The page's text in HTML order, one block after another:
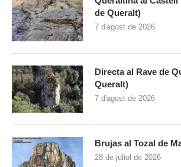
de Queralt)
7 d'agost de 2026
Directa al Rave de
Queralt)
7 d'agost de 2026
Brujas al Tozal de
28 de juliol de 2026